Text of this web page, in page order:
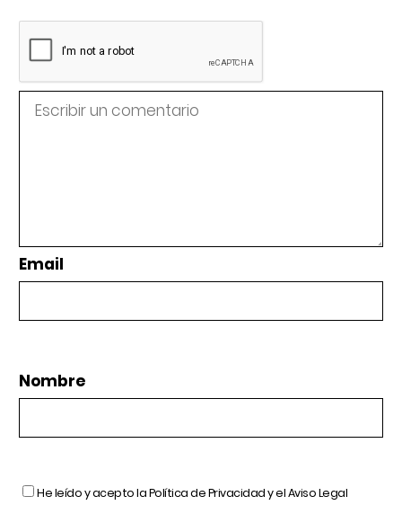
Email
Nombre
He leído y acepto laPolítica de Privacidady elAviso Legal